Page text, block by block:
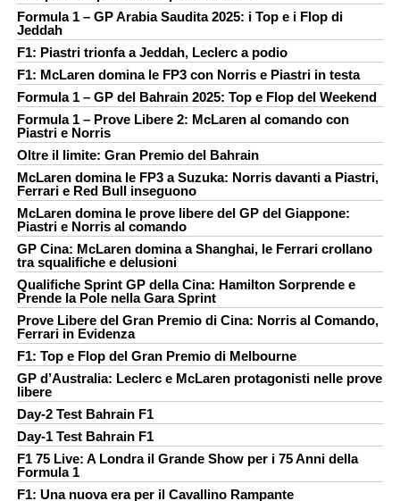
Formula 1 – GP Arabia Saudita 2025: i Top e i Flop di
Jeddah
F1: Piastri trionfa a Jeddah, Leclerc a podio
F1: McLaren domina le FP3 con Norris e Piastri in testa
Formula 1 – GP del Bahrain 2025: Top e Flop del Weekend
Formula 1 – Prove Libere 2: McLaren al comando con
Piastri e Norris
Oltre il limite: Gran Premio del Bahrain
McLaren domina le FP3 a Suzuka: Norris davanti a Piastri,
Ferrari e Red Bull inseguono
McLaren domina le prove libere del GP del Giappone:
Piastri e Norris al comando
GP Cina: McLaren domina a Shanghai, le Ferrari crollano
tra squalifiche e delusioni
Qualifiche Sprint GP della Cina: Hamilton Sorprende e
Prende la Pole nella Gara Sprint
Prove Libere del Gran Premio di Cina: Norris al Comando,
Ferrari in Evidenza
F1: Top e Flop del Gran Premio di Melbourne
GP d’Australia: Leclerc e McLaren protagonisti nelle prove
libere
Day-2 Test Bahrain F1
Day-1 Test Bahrain F1
F1 75 Live: A Londra il Grande Show per i 75 Anni della
Formula 1
F1: Una nuova era per il Cavallino Rampante